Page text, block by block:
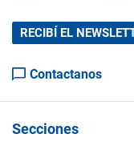
RECIBÍ EL
Contactanos
Secciones